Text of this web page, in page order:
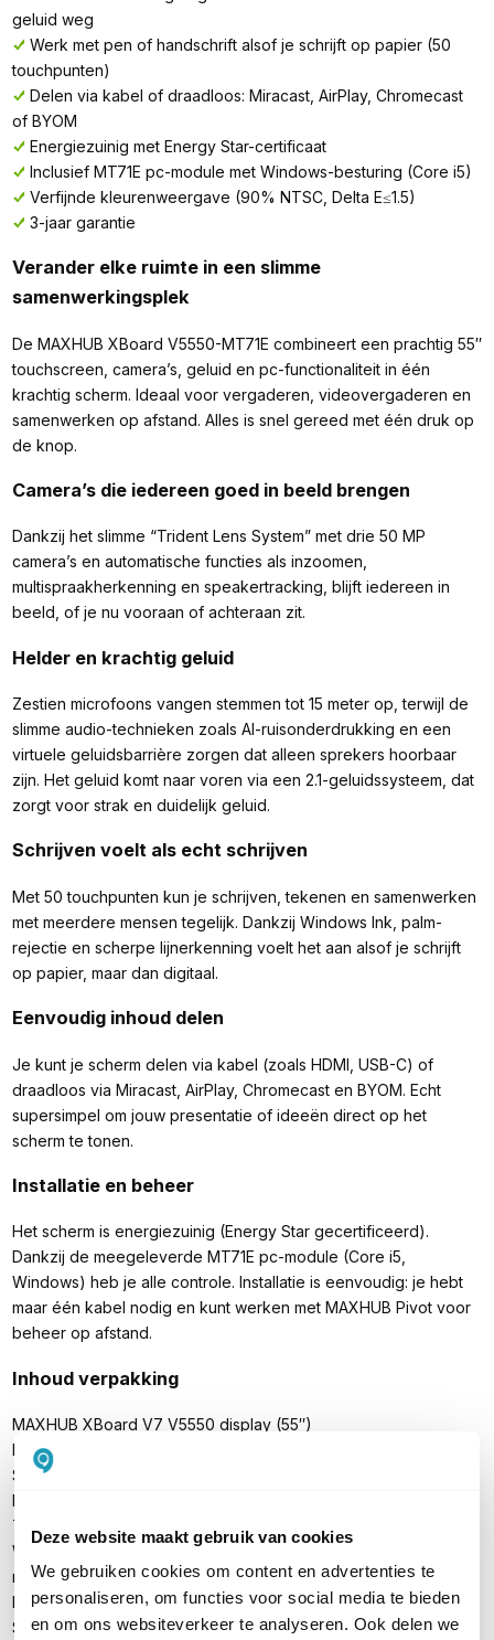
Deze website maakt gebruik van cookies
We gebruiken cookies om content en advertenties te
personaliseren, om functies voor social media te bieden
en om ons websiteverkeer te analyseren. Ook delen we
geluid weg
Werk met pen of handschrift alsof je schrijft op papier (50
touchpunten)
Delen via kabel of draadloos: Miracast, AirPlay, Chromecast
of BYOM
Energiezuinig met Energy Star-certificaat
Inclusief MT71E pc-module met Windows-besturing (Core i5)
Verfijnde kleurenweergave (90% NTSC, Delta E≤1.5)
3-jaar garantie
Verander elke ruimte in een slimme
samenwerkingsplek
De MAXHUB XBoard V5550-MT71E combineert een prachtig 55″
touchscreen, camera’s, geluid en pc-functionaliteit in één
krachtig scherm. Ideaal voor vergaderen, videovergaderen en
samenwerken op afstand. Alles is snel gereed met één druk op
de knop.
Camera’s die iedereen goed in beeld brengen
Dankzij het slimme “Trident Lens System” met drie 50 MP
camera’s en automatische functies als inzoomen,
multispraakherkenning en speakertracking, blijft iedereen in
beeld, of je nu vooraan of achteraan zit.
Helder en krachtig geluid
Zestien microfoons vangen stemmen tot 15 meter op, terwijl de
slimme audio-technieken zoals AI-ruisonderdrukking en een
virtuele geluidsbarrière zorgen dat alleen sprekers hoorbaar
zijn. Het geluid komt naar voren via een 2.1-geluidssysteem, dat
zorgt voor strak en duidelijk geluid.
Schrijven voelt als echt schrijven
Met 50 touchpunten kun je schrijven, tekenen en samenwerken
met meerdere mensen tegelijk. Dankzij Windows Ink, palm-
rejectie en scherpe lijnerkenning voelt het aan alsof je schrijft
op papier, maar dan digitaal.
Eenvoudig inhoud delen
Je kunt je scherm delen via kabel (zoals HDMI, USB-C) of
draadloos via Miracast, AirPlay, Chromecast en BYOM. Echt
supersimpel om jouw presentatie of ideeën direct op het
scherm te tonen.
Installatie en beheer
Het scherm is energiezuinig (Energy Star gecertificeerd).
Dankzij de meegeleverde MT71E pc-module (Core i5,
Windows) heb je alle controle. Installatie is eenvoudig: je hebt
maar één kabel nodig en kunt werken met MAXHUB Pivot voor
beheer op afstand.
Inhoud verpakking
MAXHUB XBoard V7 V5550 display (55″)
MT71E pc-module (Intel Core i5, Windows)
Stroomkabel (3 m)
HDMI-kabel (1,5 m)
Twee styluspennen
Wandmontagebeugel (WIB6540A) en benodigde
montagematerialen
Draadloze dongle (SI07B) voor makkelijk delen
Snelstartgids en garantie-informatie